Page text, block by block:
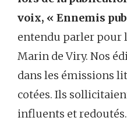
voix, « Ennemis
entendu parler pour
Marin de Viry. Nos
dans les émissions
cotées. Ils
influents et